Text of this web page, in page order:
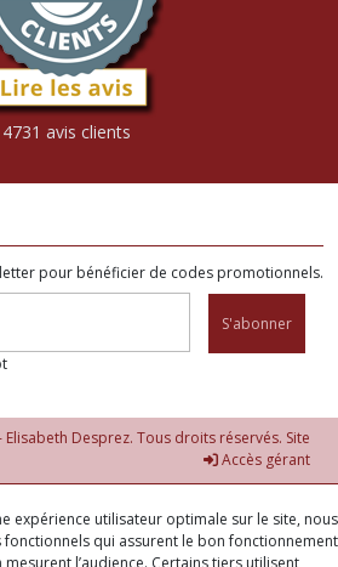
4731 avis clients
pour bénéficier de codes promotionnels.
S'abonner
Desprez. Tous droits réservés. Site
Accès gérant
expérience utilisateur optimale sur le site, nous
fonctionnels qui assurent le bon fonctionnement
l’audience. Certains tiers utilisent